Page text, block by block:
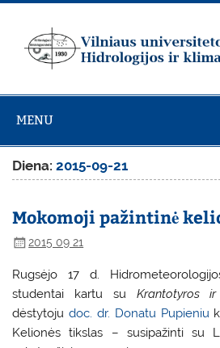
Skip
MENU
Diena:2015-09-21
Mokomoji pažintinė
2015 09 21
Rugsėjo 17 d.
studentai kartu su Krantotyros
dėstytojudoc. dr. Donatu Pupieniu
Kelionės tikslas – susipažinti su